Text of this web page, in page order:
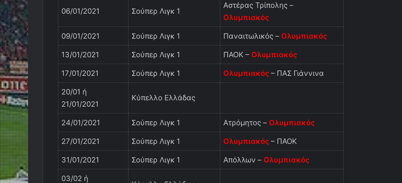
06/01/2021 Σούπερ Λιγκ 1
Αστέρας Τρίπολης –
Ολυμπιακός
09/01/2021
Σούπερ Λιγκ 1 Παναιτωλικός – Ολυμπιακός
13/01/2021
Σούπερ Λιγκ 1 ΠΑΟΚ – Ολυμπιακός
17/01/2021
Σούπερ Λιγκ 1 Ολυμπιακός – ΠΑΣ Γιάννινα
20/01 ή
21/01/2021
Κύπελλο Ελλάδας
24/01/2021 Σούπερ Λιγκ 1 Ατρόμητος – Ολυμπιακός
27/01/2021
Σούπερ Λιγκ 1 Ολυμπιακός – ΠΑΟΚ
31/01/2021
Σούπερ Λιγκ 1 Απόλλων – Ολυμπιακός
03/02 ή